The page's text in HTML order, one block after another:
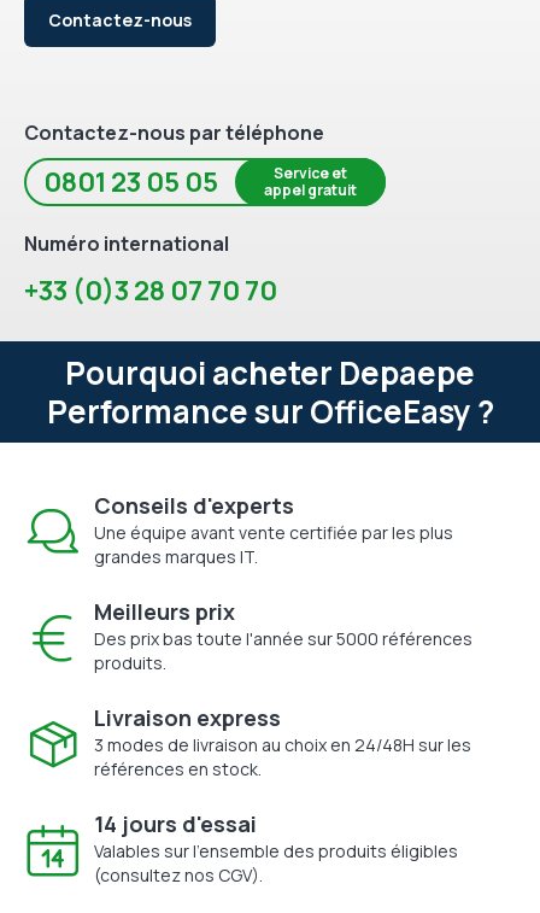
Contactez-nous
Contactez-nous par téléphone
0801 23 05 05
Service et
appel gratuit
Numéro international
+33 (0)3 28 07 70 70
Pourquoi acheter Depaepe
Performance sur OfficeEasy ?
Conseils d'experts
Une équipe avant vente certifiée par les plus
grandes marques IT.
Meilleurs prix
Des prix bas toute l'année sur 5000 références
produits.
Livraison express
3 modes de livraison au choix en 24/48H sur les
références en stock.
14 jours d'essai
Valables sur l'ensemble des produits éligibles
(consultez nos CGV).